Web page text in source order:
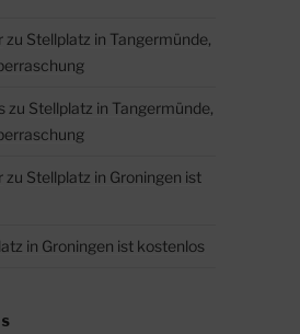
zu Stellplatz in Tangermünde,
zu Stellplatz in Tangermünde,
zu Stellplatz in Groningen ist
in Groningen ist kostenlos